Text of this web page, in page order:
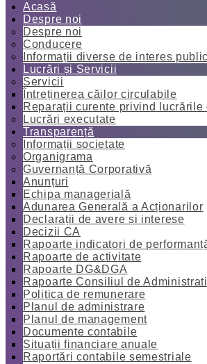
Acasă
Despre noi
Despre noi
Conducere
Informații diverse de interes public
Lucrări și Servicii
Servicii
Întreținerea căilor circulabile
Reparații curente privind
Lucrări executate
Transparență
Informații societate
Organigrama
Guvernanță Corporativă
Anunțuri
Echipa managerială
Adunarea Generală a Acționarilor
Declarații de avere și interese
Decizii CA
Rapoarte indicatori de
Rapoarte de activitate
Rapoarte DG&DGA
Rapoarte Consiliul de
Politica de remunerare
Planul de administrare
Planul de management
Documente contabile
Situații financiare anuale
Raportări contabile semestriale